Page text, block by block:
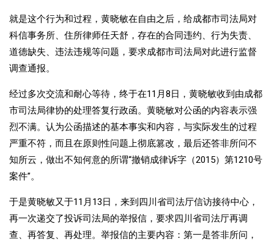
就是这个行为和过程，黄晓敏在自由之后，给成都市司法局对
科信事务所、住所律师任天舒，存在的合同违约、行为失责、
道德缺失、违法违规等问题，要求成都市司法局对此进行监督
调查通报。
经过多次交流和耐心等待，终于在11月8日，黄晓敏收到由成都
市司法局律协的处理答复行政函。黄晓敏对公函的内容表示强
烈不满。认为公函描述的基本事实和内容，与实际发生的过程
严重不符，而且在原则性问题上彻底篡改，最后还答非所问不
知所云，做出不知何意的所谓“撤销成律诉字（2015）第1210号
案件”。
于是黄晓敏又于11月13日，来到四川省司法厅信访接待中心，
再一次递交了投诉司法局的举报信，要求四川省司法厅再调
查、再答复、再处理。举报信的主要内容：第一是答非所问，